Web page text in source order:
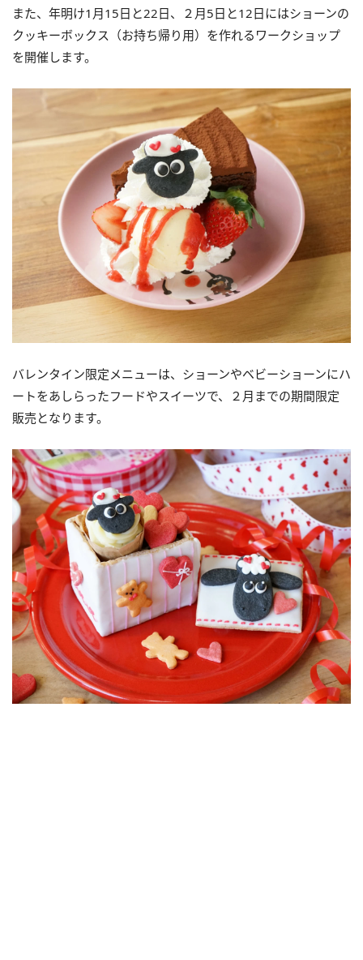
また、年明け1月15日と22日、２月5日と12日にはショーンの
クッキーボックス（お持ち帰り用）を作れるワークショップ
を開催します。
バレンタイン限定メニューは、ショーンやベビーショーンにハ
ートをあしらったフードやスイーツで、２月までの期間限定
販売となります。